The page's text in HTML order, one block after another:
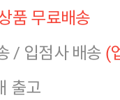
품 무료배송
/ 입점사 배송 (
출고